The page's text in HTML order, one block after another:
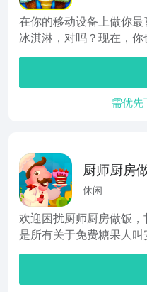
在你的移动设备上做你
冰淇淋，对吗？现在，
需优先
厨师厨房
第3场比赛
休闲
欢迎困扰厨师厨房做饭
是所有关于免费糖果人